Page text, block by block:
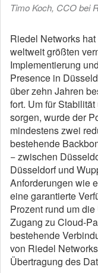
Timo Koch, CCO bei
Riedel Networks
weltweit größten
Implementierung
Presence in
über zehn Jahren
fort. Um für
sorgen, wurde der
mindestens zwei
bestehende
− zwischen
Düsseldorf und
Anforderungen wie
eine garantierte
Prozent rund um
Zugang zu Cloud-
bestehende
von Riedel
Übertragung des